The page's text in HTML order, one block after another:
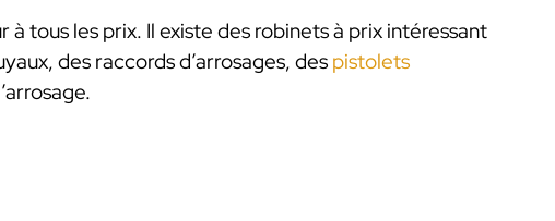
tous les prix. Il existe des robinets à prix intéressant
des raccords d’arrosages, des pistolets